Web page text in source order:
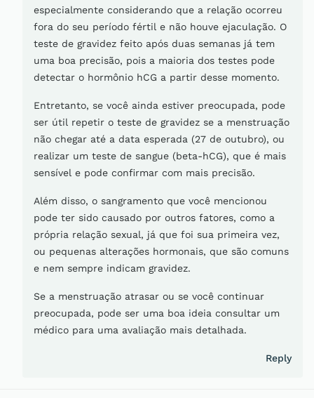
especialmente considerando que a relação ocorreu
fora do seu período fértil e não houve ejaculação. O
teste de gravidez feito após duas semanas já tem
uma boa precisão, pois a maioria dos testes pode
detectar o hormônio hCG a partir desse momento.
Entretanto, se você ainda estiver preocupada, pode
ser útil repetir o teste de gravidez se a menstruação
não chegar até a data esperada (27 de outubro), ou
realizar um teste de sangue (beta-hCG), que é mais
sensível e pode confirmar com mais precisão.
Além disso, o sangramento que você mencionou
pode ter sido causado por outros fatores, como a
própria relação sexual, já que foi sua primeira vez,
ou pequenas alterações hormonais, que são comuns
e nem sempre indicam gravidez.
Se a menstruação atrasar ou se você continuar
preocupada, pode ser uma boa ideia consultar um
médico para uma avaliação mais detalhada.
Reply